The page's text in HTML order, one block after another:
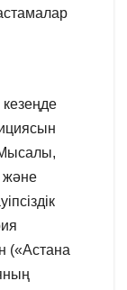
және
(«Астана